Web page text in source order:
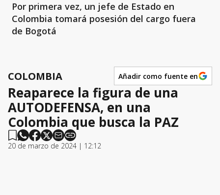
Por primera vez, un jefe de Estado en
Colombia tomará posesión del cargo fuera
de Bogotá
COLOMBIA Añadir como fuente en
Reaparece la figura de una
AUTODEFENSA, en una
Colombia que busca la PAZ
20 de marzo de 2024 | 12:12